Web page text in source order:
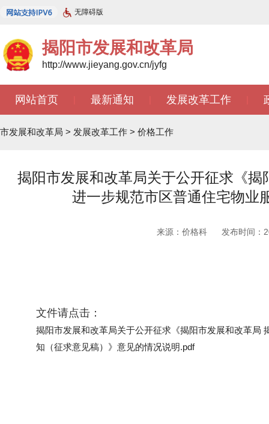
无障碍版
揭阳市发展和改革局
http://www.jieyang.gov.cn/jyfg
网站首页 最新通知 发展改革工作
市发展和改革局 > 发展改革工作 > 价格工作
揭阳市发展和改革局关于公开征求《
进一步规范市区普通住宅物业
来源：价格科 发布时间：
文件请点击：
揭阳市发展和改革局关于公开征求《揭阳市发展和改革局
知（征求意见稿）》意见的情况说明.pdf